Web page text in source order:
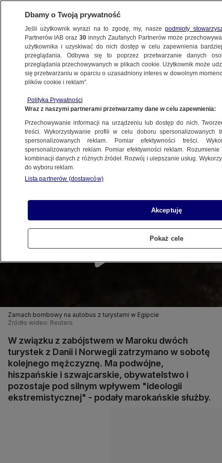
ŚWIAT
Zatrzymano kolejnego podejrzanego
ekstremistę
29.12.2018, 22:05
Udostępnij
Zamach bombowy na autobus z turystami w Egipcie
Źródło wideo: Reuters
W związku z zabójstwem w Maroku dwóch
turystek z Danii i Norwegii zatrzymano w sobotę
kolejnego mężczyznę. Ma podwójne,
hiszpańskie i szwajcarskie, obywatelstwo i
pozostaje pod silnym wpływem "ideologii
ekstremistycznej" - podały marokańskie służby.
Dbamy o Twoją prywatność
Jeśli użytkownik wyrazi na to zgodę, my, naszepodmioty
Partnerów IAB oraz30 innych Zaufanych Partnerów może
użytkownika i uzyskiwać do nich dostęp w celu zapewnienia
przeglądania. Odbywa się to poprzez przetwarzanie danych
przeglądania przechowywanych w plikach cookie. Użytkownik może
się przetwarzaniu w oparciu o uzasadniony interes w dowolnym
plików cookie i reklam”.
Polityka Prywatności
Wraz z naszymi partnerami przetwarzamy dane w celu zapewnienia:
Przechowywanie informacji na urządzeniu lub dostęp do nich.
treści. Wykorzystywanie profili w celu doboru spersonalizowanych
spersonalizowanych reklam. Pomiar efektywności treści.
spersonalizowanych reklam. Pomiar efektywności reklam.
kombinacji danych z różnych źródeł. Rozwój i ulepszanie usług.
do wyboru reklam.
Lista partnerów (dostawców)
Akceptuję
Pokaż cele